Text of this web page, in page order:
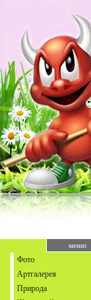
меню
Фото
Артгалерея
Природа